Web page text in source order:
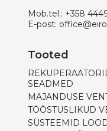
Mob.tel.: +358
E-post:
Tooted
SEADMED
MAJANDUSE
TÖÖSTUSLIKUD
SÜSTEEMID